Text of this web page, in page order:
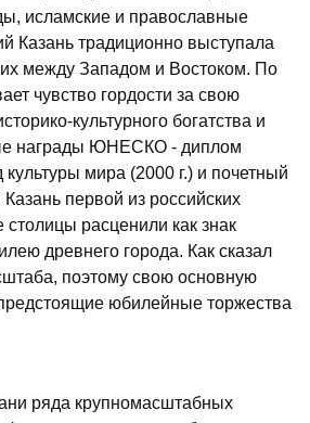
исламские и православные
Казань традиционно выступала
между Западом и Востоком. По
чувство гордости за свою
культурного богатства и
награды ЮНЕСКО - диплом
мира (2000 г.) и почетный
первой из российских
столицы расценили как знак
древнего города. Как сказал
поэтому свою основную
юбилейные торжества
ряда крупномасштабных